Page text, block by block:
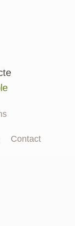
Contact